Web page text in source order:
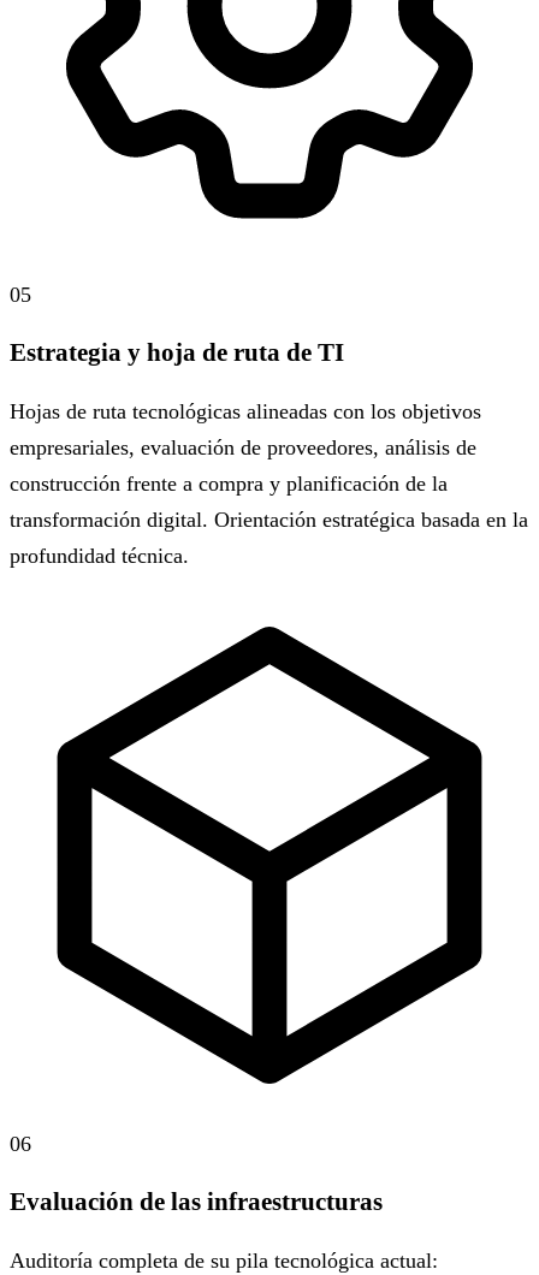
05
Estrategia y hoja de ruta de TI
Hojas de ruta tecnológicas alineadas con los objetivos
empresariales, evaluación de proveedores, análisis de
construcción frente a compra y planificación de la
transformación digital. Orientación estratégica basada en la
profundidad técnica.
06
Evaluación de las infraestructuras
Auditoría completa de su pila tecnológica actual: